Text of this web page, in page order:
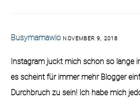
Busymamawio NOVEMBER 9, 2018
Instagram juckt mich schon so lange
es scheint für immer mehr Blogger
Durchbruch zu sein! Ich habe mich